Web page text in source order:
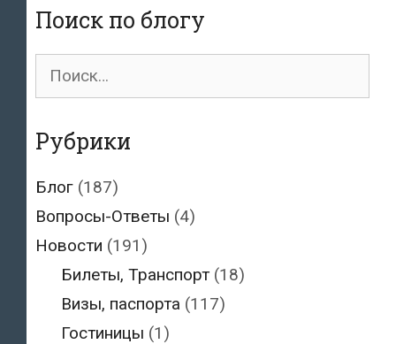
«Ежечасного
экспресса»
Поиск по блогу
Поиск
Рубрики
Блог (187)
Вопросы-Ответы (4)
Новости (191)
Билеты, Транспорт(18)
Визы, паспорта (117)
Гостиницы (1)